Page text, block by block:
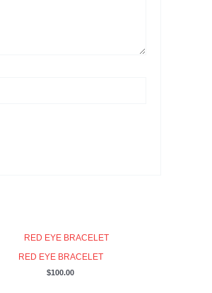
RED EYE BRACELET
$100.00